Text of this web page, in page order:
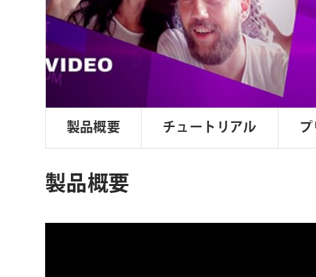
製品概要 チュートリアル
製品概要